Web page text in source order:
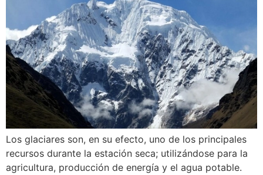
Los glaciares son, en su efecto, uno de los principales
recursos durante la estación seca; utilizándose para la
agricultura, producción de energía y el agua potable.